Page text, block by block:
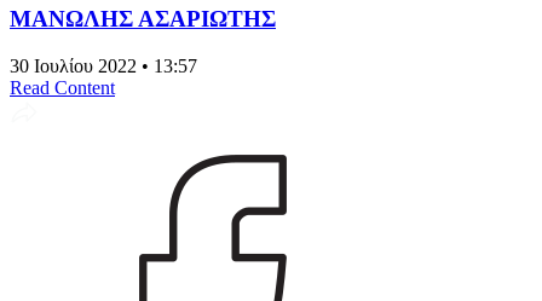
ΜΑΝΩΛΗΣ ΑΣΑΡΙΩΤΗΣ
30 Ιουλίου 2022 • 13:57
Read Content